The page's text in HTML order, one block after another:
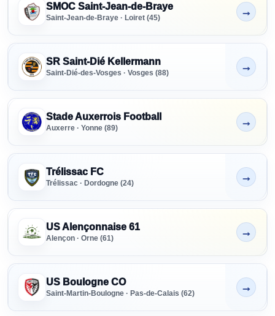
SMOC Saint-Jean-de-Braye
Saint-Jean-de-Braye · Loiret (45)
Non indiqué
→
SR Saint-Dié Kellermann
Saint-Dié-des-Vosges · Vosges (88)
Non indiqué
→
Stade Auxerrois Football
Auxerre · Yonne (89)
Non indiqué
→
Trélissac FC
Trélissac · Dordogne (24)
Non indiqué
→
US Alençonnaise 61
Alençon · Orne (61)
Non indiqué
→
US Boulogne CO
Saint-Martin-Boulogne · Pas-de-Calais (62)
Non indiqué
→